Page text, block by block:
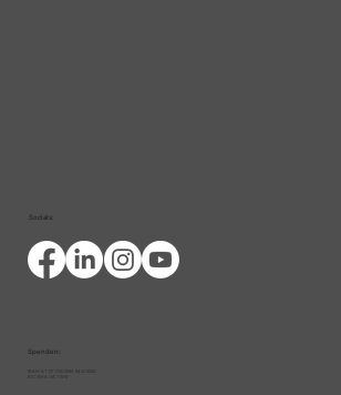
Spenden:
Socials: